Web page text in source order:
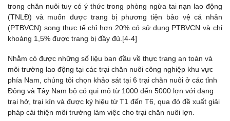
trong chăn nuôi tuy có ý thức trong phòng ngừa tai nạn lao động
(TNLĐ) và muốn được trang bị phương tiện bảo vệ cá nhân
(PTBVCN) song thực tế chỉ hơn 20% có sử dụng PTBVCN và chỉ
khoảng 1,5% được trang bị đầy đủ.[4-4]
Nhằm có được những số liệu ban đầu về thực trang an toàn và
môi trường lao động tại các trại chăn nuôi công nghiệp khu vực
phía Nam, chúng tôi chọn khảo sát tại 6 trại chăn nuôi ở các tỉnh
Đông và Tây Nam bộ có qui mô từ 1000 đến 5000 lợn với dạng
trại hở, trại kín và được ký hiệu từ T1 đến T6, qua đó đề xuất giải
pháp cải thiện môi trường làm việc cho trại chăn nuôi lợn.